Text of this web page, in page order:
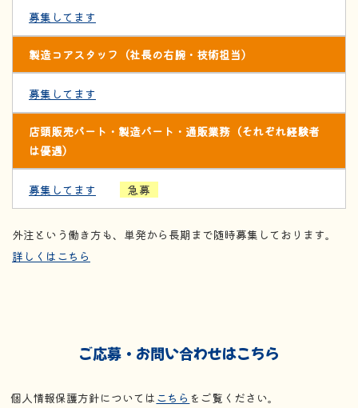
募集してます
製造コアスタッフ（社長の右腕・技術担当）
募集してます
店頭販売パート・製造パート・通販業務（それぞれ経験者
は優遇）
募集してます 急募
外注という働き方も、単発から長期まで随時募集しております。
詳しくはこちら
ご応募・お問い合わせはこちら
個人情報保護方針については こちら をご覧ください。